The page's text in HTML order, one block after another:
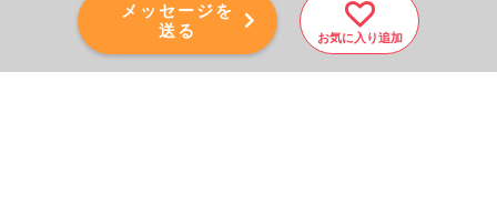
メッセージを
送る
お気に入り追加